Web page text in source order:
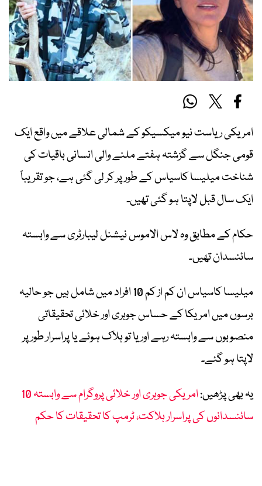
امریکی ریاست نیو میکسیکو کے شمالی علاقے میں واقع ایک
قومی جنگل سے گزشتہ ہفتے ملنے والی انسانی باقیات کی
شناخت میلیسا کاسیاس کے طور پر کر لی گئی ہے، جو تقریباً
ایک سال قبل لاپتا ہو گئی تھیں۔
حکام کے مطابق وہ لاس الاموس نیشنل لیبارٹری سے وابستہ
سائنسدان تھیں۔
میلیسا کاسیاس ان کم از کم 10 افراد میں شامل ہیں جو حالیہ
برسوں میں امریکا کے حساس جوہری اور خلائی تحقیقاتی
منصوبوں سے وابستہ رہے اور یا تو ہلاک ہوئے یا پراسرار طور پر
لاپتا ہو گئے۔
یہ بھی پڑھیں:
امریکی جوہری اور خلائی پروگرام سے وابستہ 10
سائنسدانوں کی پراسرار ہلاکت، ٹرمپ کا تحقیقات کا حکم